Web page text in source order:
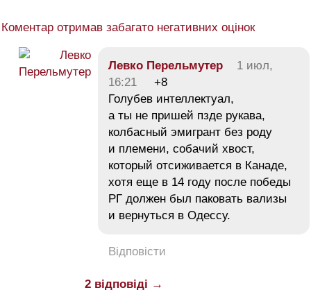
Коментар отримав забагато негативних оцінок
Левко Перельмутер
1 июл,
16:21
+8
Голубев интеллектуал,
а ты не пришей пзде рукава,
колбасный эмигрант без роду
и племени, собачий хвост,
который отсиживается в Канаде,
хотя еще в 14 году после победы
РГ должен был паковать вализы
и вернуться в Одессу.
Відповісти
2 відповіді →